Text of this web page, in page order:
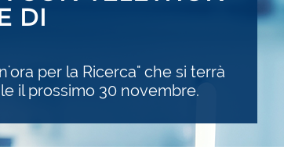
DI
per la Ricerca" che si terrà
il prossimo 30 novembre.